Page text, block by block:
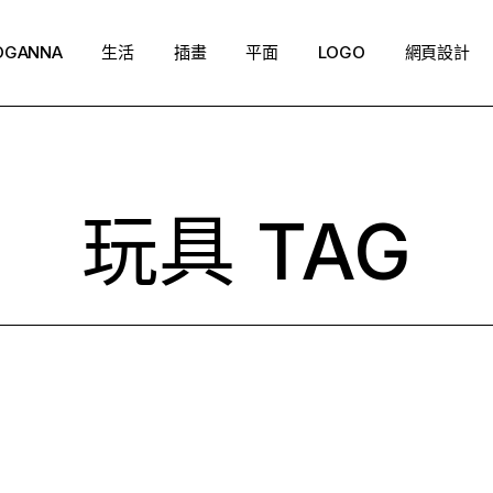
生活 插畫 平面 LOGO 網頁設計
玩具 TAG